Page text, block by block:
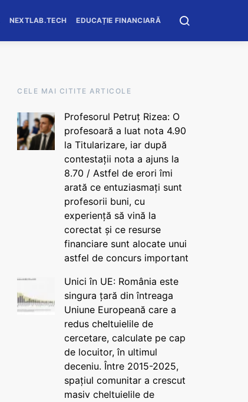
NEXTLAB.TECH EDUCAȚIE FINANCIARĂ
CELE MAI CITITE ARTICOLE
Profesorul Petruț Rizea: O
profesoară a luat nota 4.90
la Titularizare, iar după
contestații nota a ajuns la
8.70 / Astfel de erori îmi
arată ce entuziasmați sunt
profesorii buni, cu
experiență să vină la
corectat și ce resurse
financiare sunt alocate unui
astfel de concurs important
Unici în UE: România este
singura țară din întreaga
Uniune Europeană care a
redus cheltuielile de
cercetare, calculate pe cap
de locuitor, în ultimul
deceniu. Între 2015-2025,
spațiul comunitar a crescut
masiv cheltuielile de